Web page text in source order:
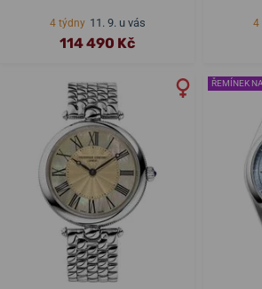
4 týdny 11. 9. u vás
114 490 Kč
4
ŘEMÍNEK